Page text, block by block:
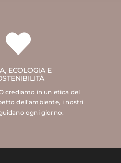
ECOLOGIA E
crediamo in un etica del
dell’ambiente, i nostri
ogni giorno.